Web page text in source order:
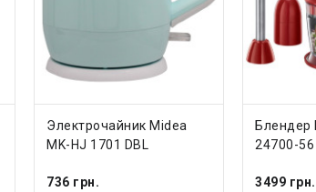
КУПИТЬ
Электрочайник Midea
MK-HJ 1701 DBL
736 грн.
Блендер
24700-56
3499 грн.